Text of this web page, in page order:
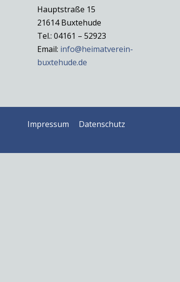
Hauptstraße 15
21614 Buxtehude
Tel.: 04161 – 52923
Email: info@heimatverein-
buxtehude.de
Impressum Datenschutz